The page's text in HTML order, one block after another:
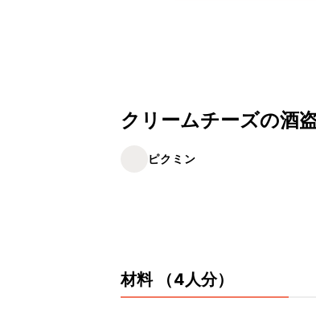
クリームチーズの酒
ピクミン
材料 （4人分）